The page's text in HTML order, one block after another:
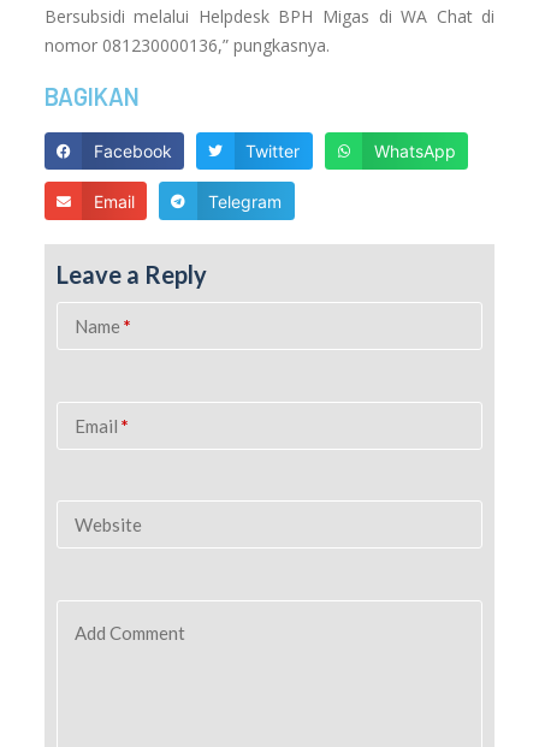
Bersubsidi melalui Helpdesk BPH Migas di WA Chat di
nomor 081230000136,” pungkasnya.
BAGIKAN
Facebook Twitter WhatsApp
Email Telegram
Leave a Reply
Name *
Email *
Website
Add Comment